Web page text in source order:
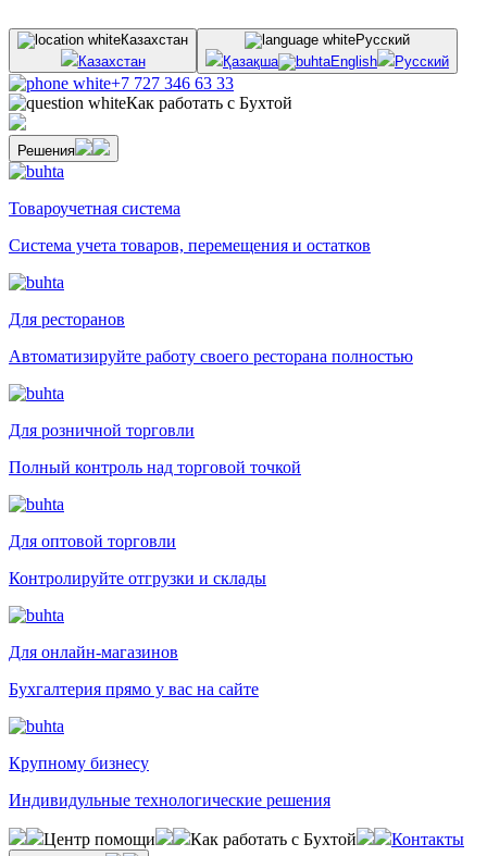
Казахстан
Казахстан
Русский
Қазақша
English Русский
+7 727 346 63 33
Как работать с Бухтой
Решения
Товароучетная система
Система учета товаров, перемещения и остатков
Для ресторанов
Автоматизируйте работу своего ресторана полностью
Для розничной торговли
Полный контроль над торговой точкой
Для оптовой торговли
Контролируйте отгрузки и склады
Для онлайн-магазинов
Бухгалтерия прямо у вас на сайте
Крупному бизнесу
Индивидульные технологические решения
Центр помощи Как работать с Бухтой Контакты